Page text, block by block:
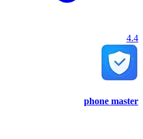
4.4
phone master